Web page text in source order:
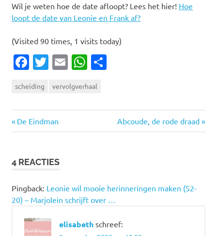
Wil je weten hoe de date afloopt? Lees het hier! Hoe
loopt de date van Leonie en Frank af?
(Visited 90 times, 1 visits today)
Facebook
Twitter
EmailWhatsApp
scheiding vervolgverhaal
Bericht
Vorige
bericht:
De Eindman
Volgende
bericht:
Abcoude, de rode draad
4 REACTIES
Pingback: Leonie wil mooie herinneringen maken (S2-
20) – Marjolein schrijft over …
elisabeth schreef: